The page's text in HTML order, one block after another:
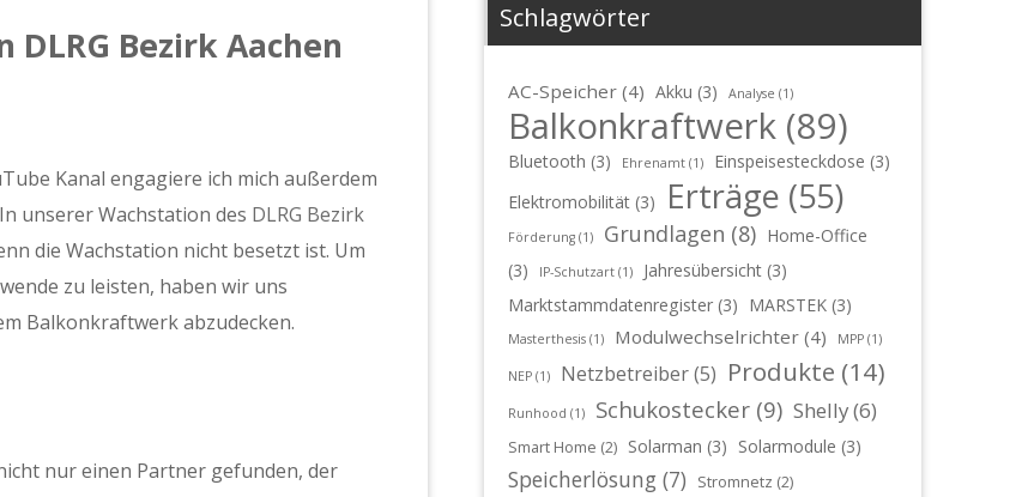
Bezirk Aachen
Kanal engagiere ich mich außerdem
unserer Wachstation des DLRG Bezirk
die Wachstation nicht besetzt ist. Um
zu leisten, haben wir uns
Balkonkraftwerk abzudecken.
nur einen Partner gefunden, der
Schlagwörter
AC-Speicher(4) Akku (3) Analyse (1)
Balkonkraftwerk(89)
Bluetooth (3) Ehrenamt(1) Einspeisesteckdose (3)
Elektromobilität(3) Erträge (55)
Förderung(1) Grundlagen (8) Home-Office
(3)
IP-Schutzart(1) Jahresübersicht(3)
Marktstammdatenregister(3) MARSTEK(3)
Masterthesis(1) Modulwechselrichter(4) MPP(1)
NEP(1) Netzbetreiber(5) Produkte (14)
Runhood (1) Schukostecker(9) Shelly(6)
Smart Home (2) Solarman (3) Solarmodule (3)
Speicherlösung (7) Stromnetz (2)